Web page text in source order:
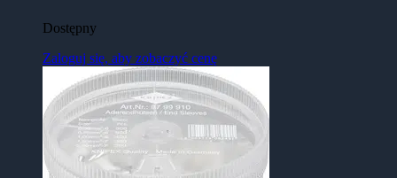
Dostępny
Zaloguj się, aby zobaczyć cenę